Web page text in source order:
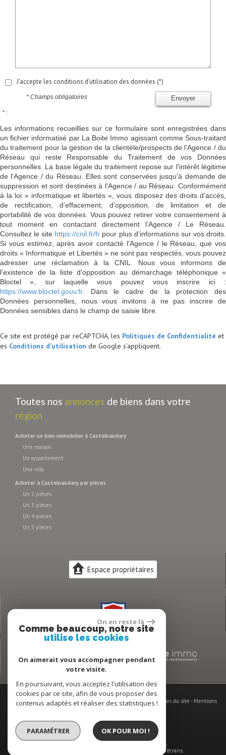
J'accepte les conditions d'utilisation des données (*)
Envoyer
* Champs obligatoires
* :
Les informations recueillies sur ce formulaire sont enregistrées dans
un fichier informatisé par La Boite Immo agissant comme Sous-traitant
du traitement pour la gestion de la clientèle/prospects de l'Agence / du
Réseau qui reste Responsable du Traitement de vos Données
personnelles. La base légale du traitement repose sur l'intérêt légitime
de l'Agence / du Réseau. Elles sont conservées jusqu'à demande de
suppression et sont destinées à l'Agence / au Réseau. Conformément
à la loi « informatique et libertés », vous disposez des droits d’accès,
de rectification, d’effacement, d’opposition, de limitation et de
portabilité de vos données. Vous pouvez retirer votre consentement à
tout moment en contactant directement l’Agence / Le Réseau.
Consultez le site https://cnil.fr/fr pour plus d’informations sur vos droits.
Si vous estimez, après avoir contacté l'Agence / le Réseau, que vos
droits « Informatique et Libertés » ne sont pas respectés, vous pouvez
adresser une réclamation à la CNIL. Nous vous informons de
l’existence de la liste d'opposition au démarchage téléphonique «
Bloctel », sur laquelle vous pouvez vous inscrire ici :
https://www.bloctel.gouv.fr. Dans le cadre de la protection des
Données personnelles, nous vous invitons à ne pas inscrire de
Données sensibles dans le champ de saisie libre.
Ce site est protégé par reCAPTCHA, les Politiques de Confidentialité et
es Conditions d'utilisation de Google s'appliquent.
Toutes nos annonces de biens dans votre
région
acheter un bien immobilier à Castelnaudary
Une maison
Un appartement
Une villa
acheter à Castelnaudary, par pièces
Un 2 pièces
Un 3 pièces
Un 4 pièces
Un 5 pièces
Espace propriétaires
© 2026 | Tous droits réservés | Traduction powered by Google - Plan du site - Mentions
-
Site internet compatible multi-supports,
un seul site adaptable à tous les types d'écrans.
On en reste là
Comme beaucoup, notre site
utilise les cookies
On aimerait vous accompagner pendant
votre visite.
En poursuivant, vous acceptez l'utilisation des
cookies par ce site, afin de vous proposer des
contenus adaptés et réaliser des statistiques !
PARAMÉTRER OK POUR MOI !